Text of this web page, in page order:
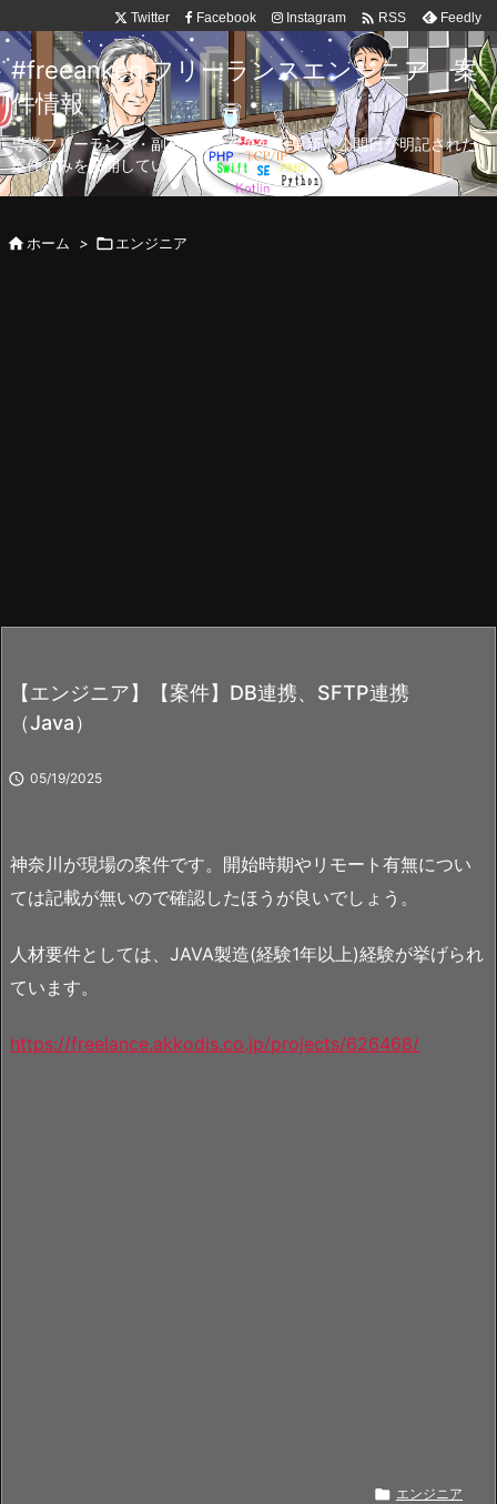
Twitter Facebook Instagram  RSS Feedly
#freeanken フリーランスエンジニア 案
件情報
専業フリーランス・副業向け案件を毎日更新！公開日が明記された
案件のみを公開しています。
ホーム > エンジニア
【エンジニア】【案件】DB連携、SFTP連携
（Java）
 05/19/2025
神奈川が現場の案件です。開始時期やリモート有無につい
ては記載が無いので確認したほうが良いでしょう。
人材要件としては、JAVA製造(経験1年以上)経験が挙げられ
ています。
https://freelance.akkodis.co.jp/projects/626468/
 エンジニア